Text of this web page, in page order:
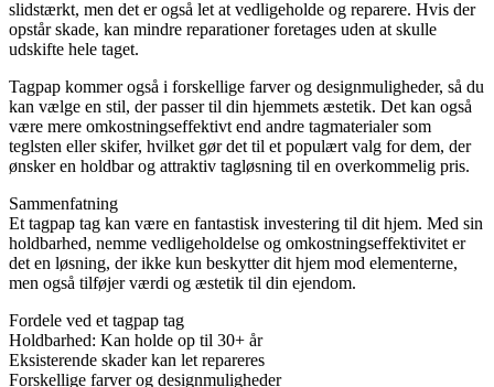
slidstærkt, men det er også let at vedligeholde og reparere. Hvis der
opstår skade, kan mindre reparationer foretages uden at skulle
udskifte hele taget.
Tagpap kommer også i forskellige farver og designmuligheder, så du
kan vælge en stil, der passer til din hjemmets æstetik. Det kan også
være mere omkostningseffektivt end andre tagmaterialer som
teglsten eller skifer, hvilket gør det til et populært valg for dem, der
ønsker en holdbar og attraktiv tagløsning til en overkommelig pris.
Sammenfatning
Et tagpap tag kan være en fantastisk investering til dit hjem. Med sin
holdbarhed, nemme vedligeholdelse og omkostningseffektivitet er
det en løsning, der ikke kun beskytter dit hjem mod elementerne,
men også tilføjer værdi og æstetik til din ejendom.
Fordele ved et tagpap tag
Holdbarhed: Kan holde op til 30+ år
Eksisterende skader kan let repareres
Forskellige farver og designmuligheder